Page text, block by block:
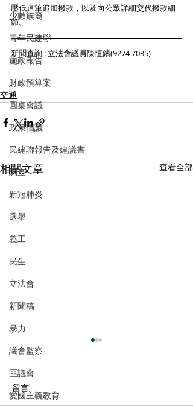
少數族裔
青年民建聯
施政報告
財政預算案
圓桌會議
政策倡議
民建聯報告及建議書
調查
新冠肺炎
選舉
義工
民生
立法會
新聞稿
暴力
議會監察
區議會
愛國主義教育
壓低這筆追加撥款，以及向公眾詳細交代撥款細
節。
新聞查詢 : 立法會議員陳恒鑌(9274 7035)
交通
相關文章 查看全部
留言